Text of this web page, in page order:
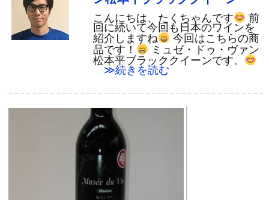
こんにちは、たくちゃんです
前
回に続いて今回も日本のワインを
紹介しますね
今回はこちらの商
品です！
ミュゼ・ドゥ・ヴァン
松本平ブラッククイーンです。
≫続きを読む